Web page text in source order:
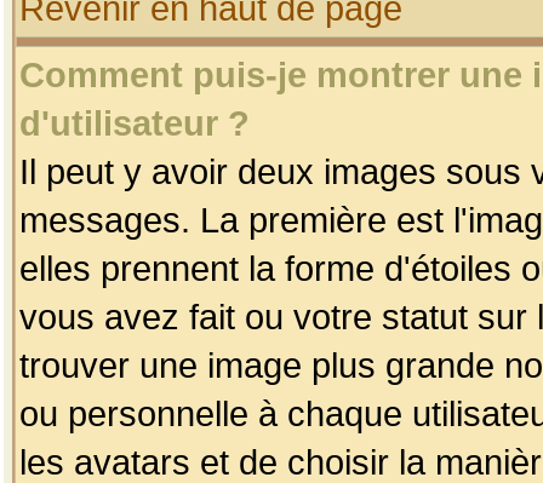
Comment puis-je montrer une
d'utilisateur ?
Il peut y avoir deux images sous
messages. La première est
elles prennent la forme d'étoiles
vous avez fait ou votre statut
trouver une image plus grande
ou personnelle à chaque
les avatars et de choisir la